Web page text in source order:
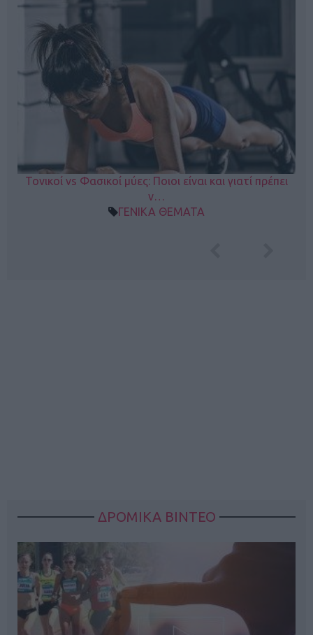
Τονικοί vs Φασικοί μύες: Ποιοι είναι και γιατί πρέπει
ν…
ΓΕΝΙΚΑ ΘΕΜΑΤΑ
ΔΡΟΜΙΚΑ ΒΙΝΤΕΟ